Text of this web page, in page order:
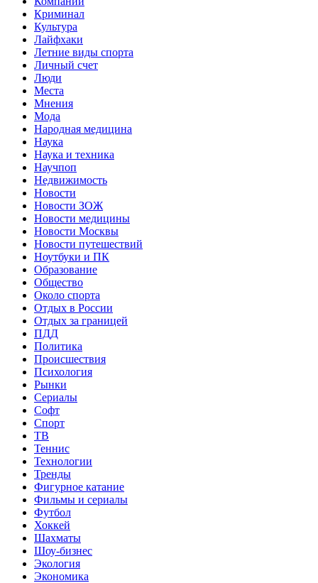
Криминал
Культура
Лайфхаки
Летние виды спорта
Личный счет
Люди
Места
Мнения
Мода
Народная медицина
Наука
Наука и техника
Научпоп
Недвижимость
Новости
Новости ЗОЖ
Новости медицины
Новости Москвы
Новости путешествий
Ноутбуки и ПК
Образование
Общество
Около спорта
Отдых в России
Отдых за границей
ПДД
Политика
Происшествия
Психология
Рынки
Сериалы
Софт
Спорт
ТВ
Теннис
Технологии
Тренды
Фигурное катание
Фильмы и сериалы
Футбол
Хоккей
Шахматы
Шоу-бизнес
Экология
Экономика